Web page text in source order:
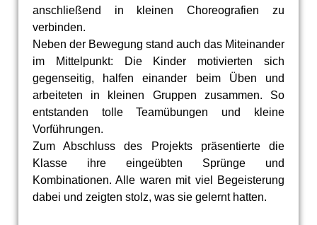
anschließend in kleinen Choreografien zu
verbinden.
Neben der Bewegung stand auch das Miteinander
im Mittelpunkt: Die Kinder motivierten sich
gegenseitig, halfen einander beim Üben und
arbeiteten in kleinen Gruppen zusammen. So
entstanden tolle Teamübungen und kleine
Vorführungen.
Zum Abschluss des Projekts präsentierte die
Klasse ihre eingeübten Sprünge und
Kombinationen. Alle waren mit viel Begeisterung
dabei und zeigten stolz, was sie gelernt hatten.